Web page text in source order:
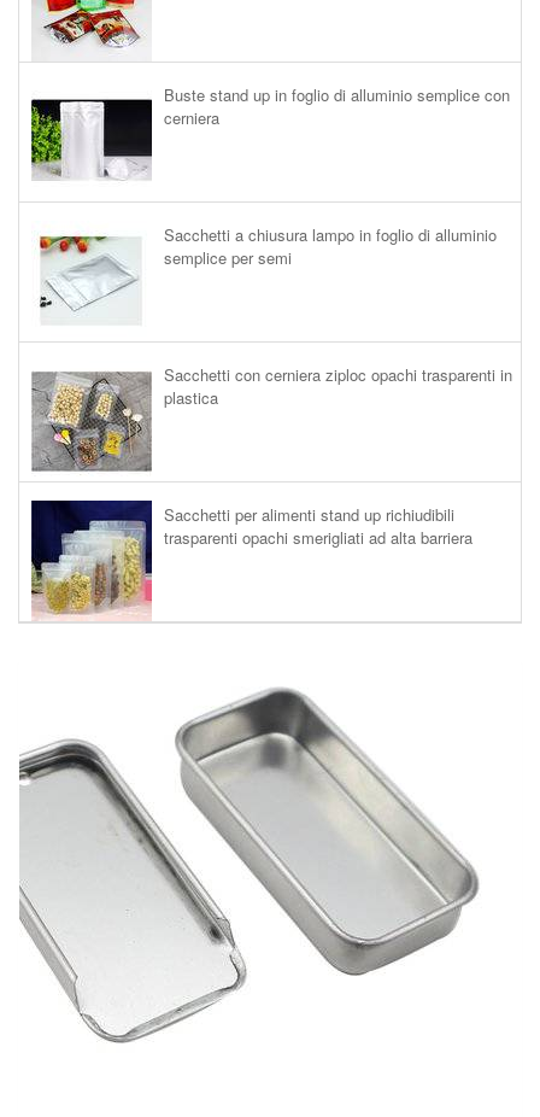
Buste stand up in foglio di alluminio semplice con
cerniera
Sacchetti a chiusura lampo in foglio di alluminio
semplice per semi
Sacchetti con cerniera ziploc opachi trasparenti in
plastica
Sacchetti per alimenti stand up richiudibili
trasparenti opachi smerigliati ad alta barriera